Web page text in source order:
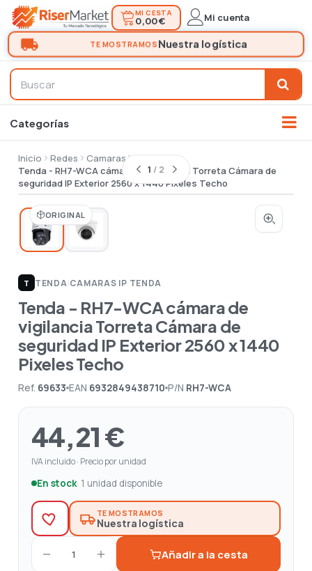
MI CESTA
0,00 € Mi cuenta
Inicio Redes
Camaras ip
Tenda - RH7-WCA cámara de vigilancia Torreta Cámara de
seguridad IP Exterior 2560 x 1440 Pixeles Techo
ORIGINAL
1 / 2
T TENDA|CAMARAS IP TENDA
Tenda - RH7-WCA cámara de
vigilancia Torreta Cámara de
seguridad IP Exterior 2560 x 1440
Pixeles Techo
Ref. 69633 EAN 6932849438710 P/N RH7-WCA
44,21 €
IVA incluido · Precio por unidad
En stock· 1 unidad disponible
TE MOSTRAMOS
Nuestra logística
1 Añadir a la cesta